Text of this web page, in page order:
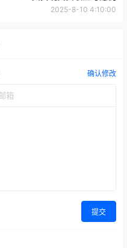
2025-8-10 4:10:00
确认修改
提交